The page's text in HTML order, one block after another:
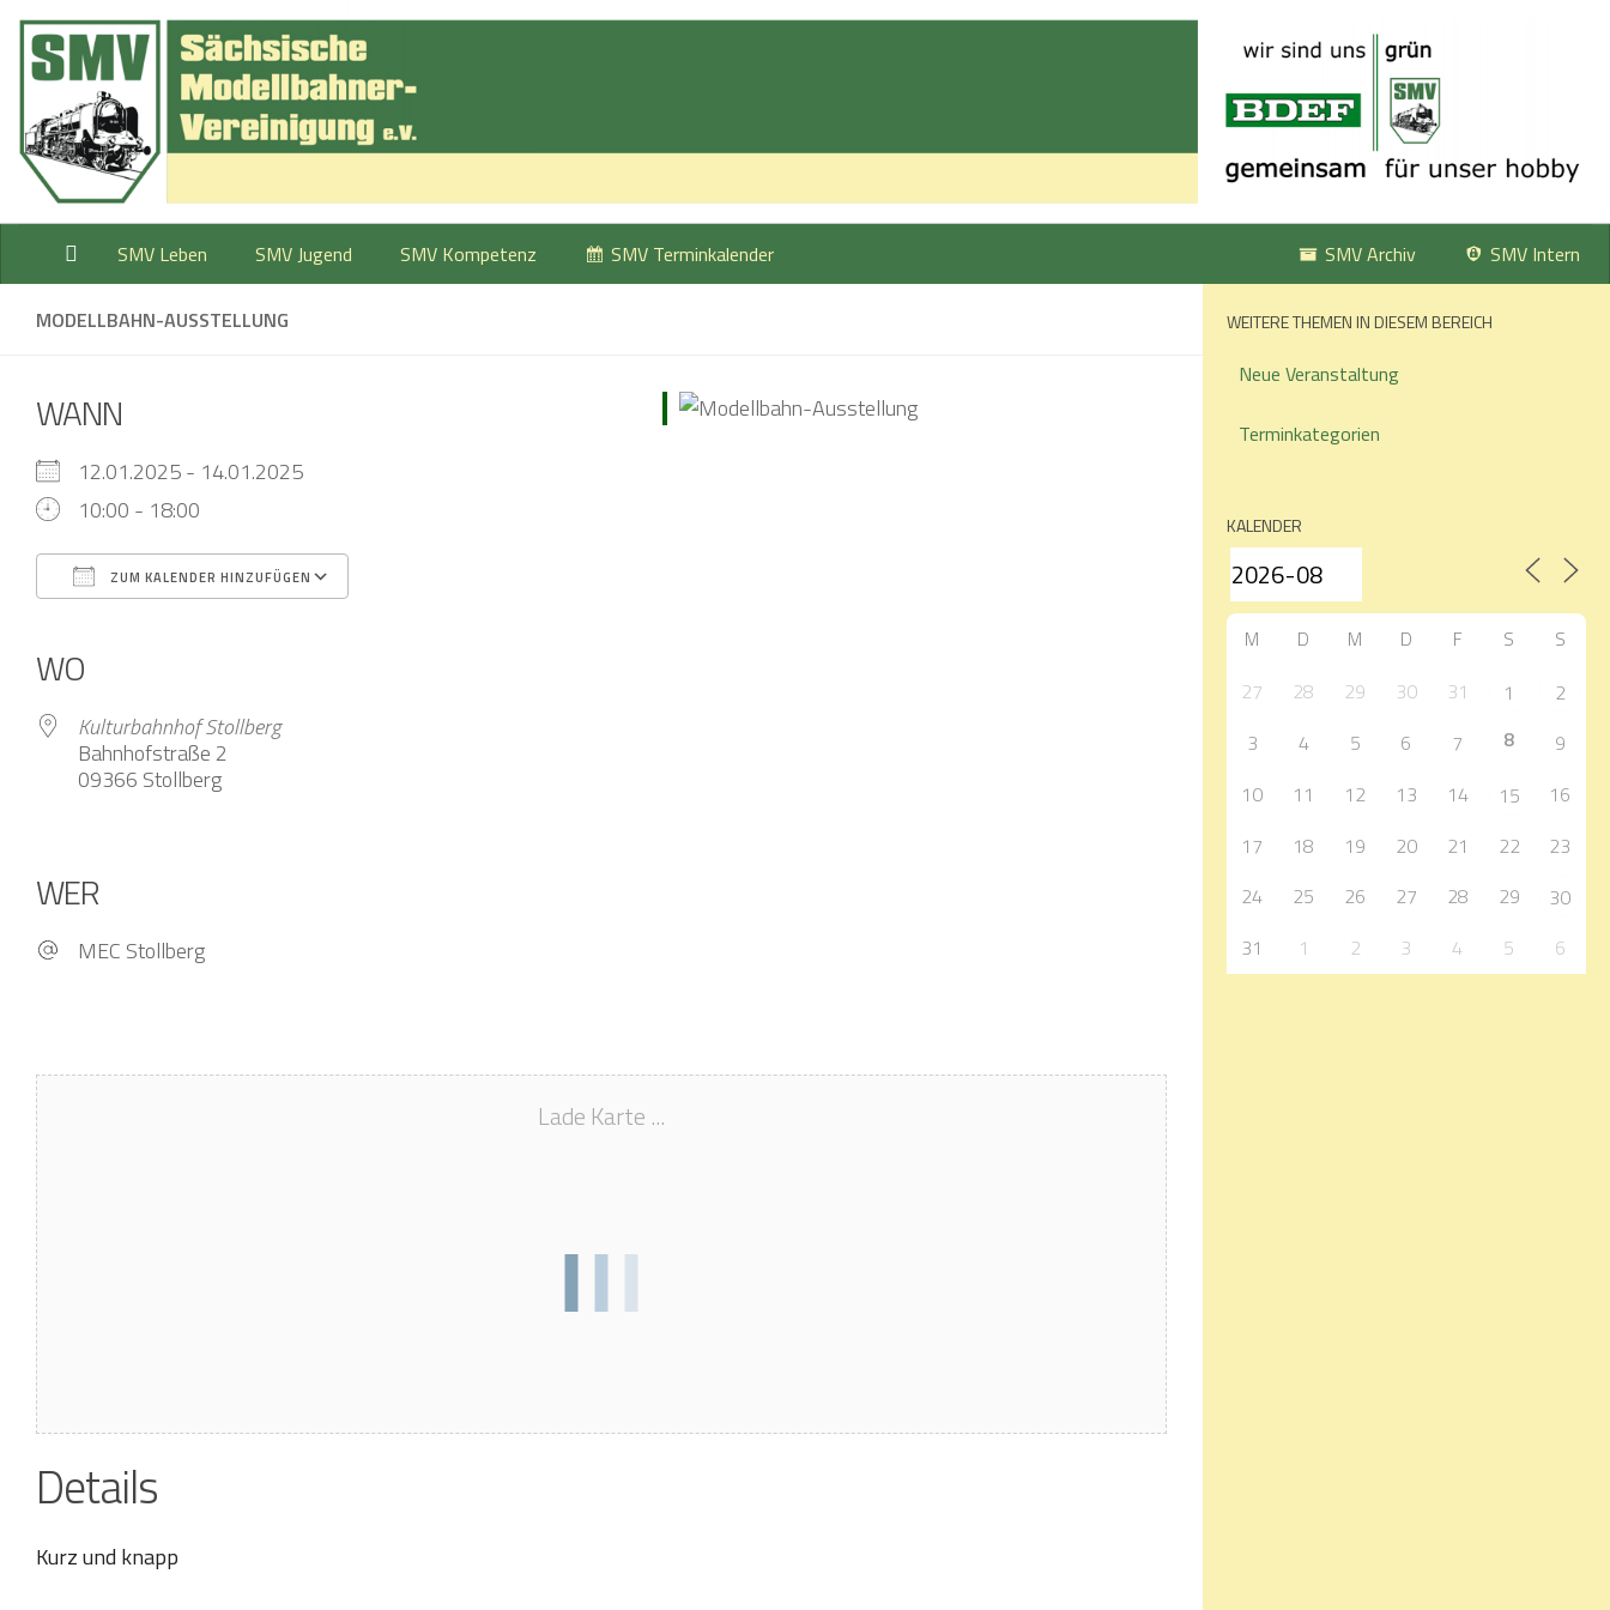
Zum Inhalt springen
SMV Leben SMV Jugend SMV Kompetenz SMV Intern
SMV Archiv
SMV Terminkalender
MODELLBAHN-AUSSTELLUNG
WANN
12.01.2025 - 14.01.2025
10:00 - 18:00
ZUM KALENDER HINZUFÜGEN
WO
Kulturbahnhof Stollberg
Bahnhofstraße 2
09366 Stollberg
WER
MEC Stollberg
Lade Karte ...
Details
Kurz und knapp
WEITERE THEMEN IN DIESEM BEREICH
Neue Veranstaltung
Terminkategorien
KALENDER
M D M D F S S
27 28 29 30 31 1
2
3
4 5 6 7 8
9
10
11 12 13 14 15
16
17
18 19 20 21 22
23
24
25 26 27 28 29
30
31
1 2 3 4 5 6